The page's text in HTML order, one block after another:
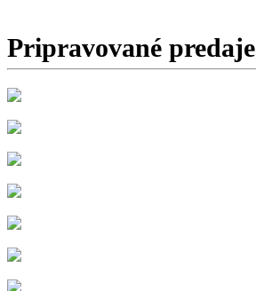
Pripravované predaje